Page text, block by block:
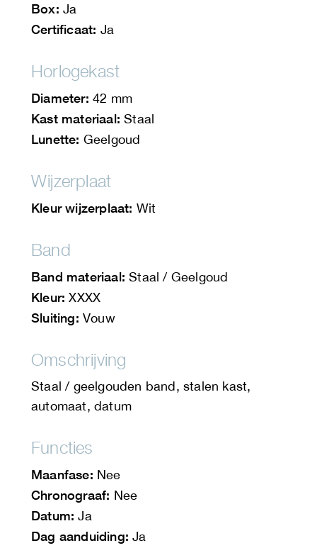
Box: Ja
Certificaat: Ja
Horlogekast
Diameter: 42 mm
Kast materiaal: Staal
Lunette: Geelgoud
Wijzerplaat
Kleur wijzerplaat: Wit
Band
Band materiaal: Staal / Geelgoud
Kleur: XXXX
Sluiting: Vouw
Omschrijving
Staal / geelgouden band, stalen kast,
automaat, datum
Functies
Maanfase: Nee
Chronograaf: Nee
Datum: Ja
Dag aanduiding: Ja